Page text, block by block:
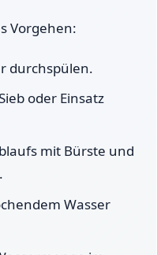
Vorgehen:
durchspülen.
oder Einsatz
mit Bürste und
Wasser